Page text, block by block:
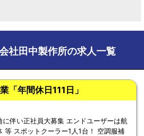
社田中製作所の求人一覧
「年間休日111日」
に伴い正社員大募集 エンドユーザーは航
等 スポットクーラー1人1台！ 空調服補